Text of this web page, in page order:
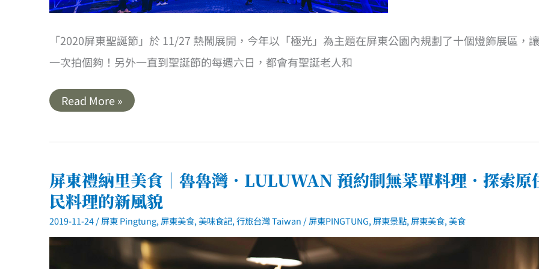
「2020屏東聖誕節」於 11/27 熱鬧展開，今年以「極光」為主題在屏東公園內規劃了十個燈飾展區，
一次拍個夠！另外一直到聖誕節的每週六日，都會有聖誕老人和
屏
東
東
節．
一
起
到
屏
東
追
Read More »
屏東禮納里美食｜魯魯灣．LULUWAN 預約制無菜單料理．探索原
民料理的新風貌
2019-11-24/屏東 Pingtung, 屏東美食,美味食記,行旅台灣 Taiwan /屏東PINGTUNG, 屏東景點, 屏東美食,美食